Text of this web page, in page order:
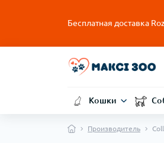
Бесплатная доставка
Кошки
Производитель